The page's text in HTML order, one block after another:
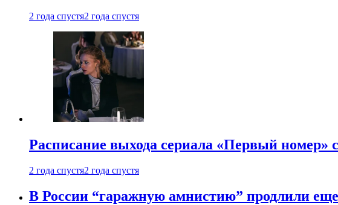
2 года спустя2 года спустя
Расписание выхода сериала «Первый номер»
2 года спустя2 года спустя
В России “гаражную амнистию” продлили